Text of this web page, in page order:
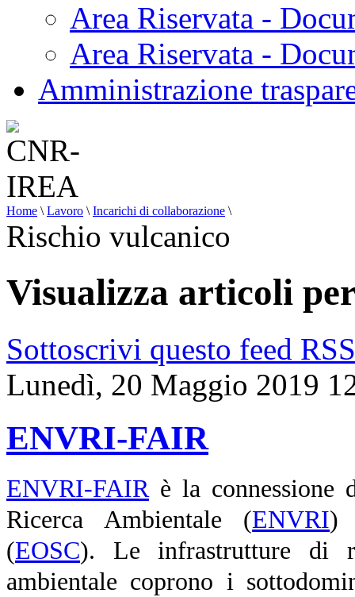
Area Riservata -
Area Riservata -
Amministrazione
Home \ Lavoro \ Incarichi di collaborazione \
Rischio vulcanico
Visualizza articoli
Sottoscrivi questo feed RSS
Lunedì, 20 Maggio 2019
ENVRI-FAIR
ENVRI-FAIR è la
Ricerca Ambientale (ENVRI)
(EOSC). Le infrastrutture di
ambientale coprono i